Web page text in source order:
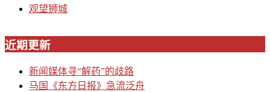
观望狮城
近期更新
新闻媒体寻“解药”的歧路
马国《东方日报》急流泛舟